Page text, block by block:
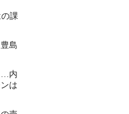
課
島
内
は